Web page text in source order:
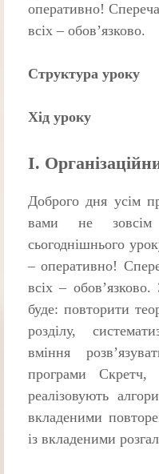
оперативно!
всіх – обов’язково.
Структура уроку
Хід уроку
І.
Доброго дня усім
вами не
сьогоднішнього
– оперативно!
всіх –
буде: повторити
розділу,
вміння
програми
реалізовують
вкладеними
із вкладеними